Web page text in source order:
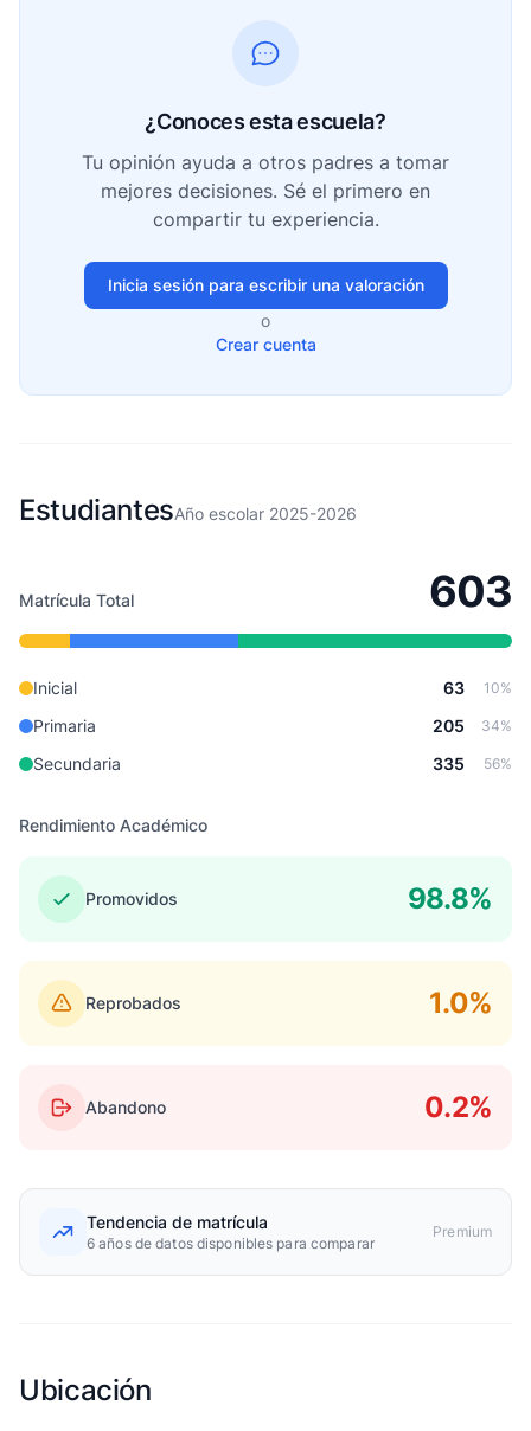
¿Conoces esta escuela?
Tu opinión ayuda a otros padres a tomar
mejores decisiones. Sé el primero en
compartir tu experiencia.
Inicia sesión para escribir una valoración
o
Crear cuenta
EstudiantesAño escolar 2025-2026
Matrícula Total 603
Inicial 63 10%
Primaria 205 34%
Secundaria 335 56%
Rendimiento Académico
Promovidos 98.8%
Reprobados 1.0%
Abandono 0.2%
Tendencia de matrícula
6 años de datos disponibles para comparar
Premium
Ubicación